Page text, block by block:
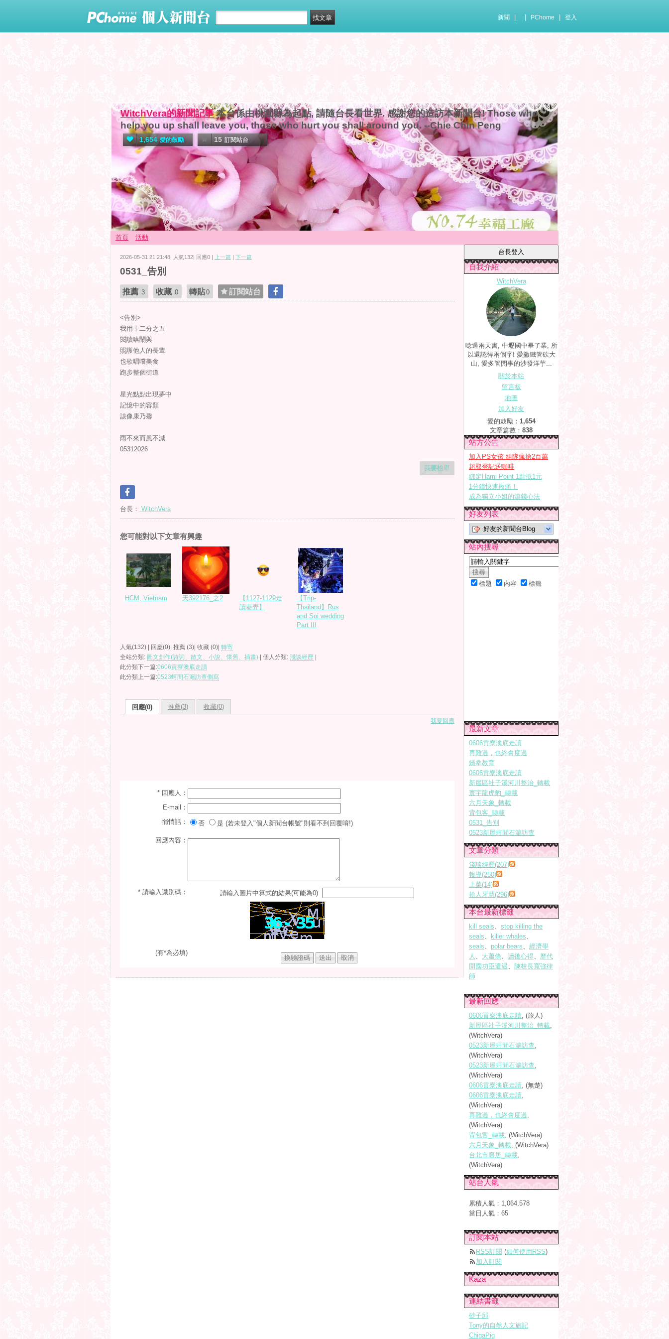
新聞 PChome 登入
WitchVera的新聞記事 本台係由桃園縣為起點, 請隨台長看世界. 感謝您的造訪本新聞台! Those who
help you up shall leave you, those who hurt you shall around you. --Chie Chin Peng
1,654 愛的鼓勵 15 訂閱站台
首頁 活動
2026-05-31 21:21:48| 人氣132| 回應0 | 上一篇 | 下一篇
0531_告別
推薦 3 收藏 0 轉貼0 訂閱站台
<告別>
我用十二分之五
閱讀嘻鬧與
照護他人的長輩
也歌唱嚐美食
跑步整個街道
星光點點出現夢中
記憶中的容顏
該像康乃馨
雨不來而風不減
05312026
我要檢舉
台長： WitchVera
您可能對以下文章有興趣
HCM, Vietnam 天392176_之2
【1127-1129走
讀巷弄】
【Trip-
Thailand】Rus
and Soi wedding
Part III
人氣(132) | 回應(0)| 推薦 (3)| 收藏 (0)| 轉寄
全站分類: 圖文創作(詩詞、散文、小說、懷舊、插畫) | 個人分類: 淺談經歷
此分類下一篇:0606貢寮澳底走讀
此分類上一篇:0523蚵間石滬訪查側寫
回應(0) 推薦(3) 收藏(0)
我要回應
* 回應人：
E-mail：
悄悄話：
否 是 (若未登入"個人新聞台帳號"則看不到回覆唷!)
回應內容：
* 請輸入識別碼： 請輸入圖片中算式的結果(可能為0)
(有*為必填)
自我介紹
WitchVera
唸過兩天書, 中壢國中畢了業, 所
以還認得兩個字! 愛撇鐵管砍大
山, 愛多管閒事的沙發洋芋...
關於本站
留言板
地圖
加入好友
愛的鼓勵： 1,654
文章篇數： 838
站方公告
加入PS女孩 組隊瘋搶2百萬
超取登記送咖啡
綁定Hami Point 1點抵1元
1分鐘快速揪痛！
成為獨立小姐的滾錢心法
好友列表
好友的新聞台Blog
站內搜尋
標題 內容 標籤
最新文章
0606貢寮澳底走讀
再難過，也終會度過
鐵拳教育
0606貢寮澳底走讀
新屋區社子溪河川整治_轉載
寰宇龍虎豹_轉載
六月天象_轉載
背包客_轉載
0531_告別
0523新屋蚵間石滬訪查
文章分類
淺談經歷(207)
報導(250)
上菜(14)
拾人牙慧(296)
本台最新標籤
kill seals、 stop killing the
seals、 killer whales、
seals、 polar bears、 經濟學
人 、 大蕭條、 讀後心得、 歷代
開國功臣遭遇、 陳校長寬強律
師
最新回應
0606貢寮澳底走讀, (旅人)
新屋區社子溪河川整治_轉載,
(WitchVera)
0523新屋蚵間石滬訪查,
(WitchVera)
0523新屋蚵間石滬訪查,
(WitchVera)
0606貢寮澳底走讀, (無楚)
0606貢寮澳底走讀,
(WitchVera)
再難過，也終會度過,
(WitchVera)
背包客_轉載, (WitchVera)
六月天象_轉載, (WitchVera)
台北市廛居_轉載,
(WitchVera)
站台人氣
累積人氣： 1,064,578
當日人氣： 65
訂閱本站
RSS訂閱 (如何使用RSS)
加入訂閱
Kaza
連結書籤
砂子邱
Tony的自然人文旅記
ChigaPig